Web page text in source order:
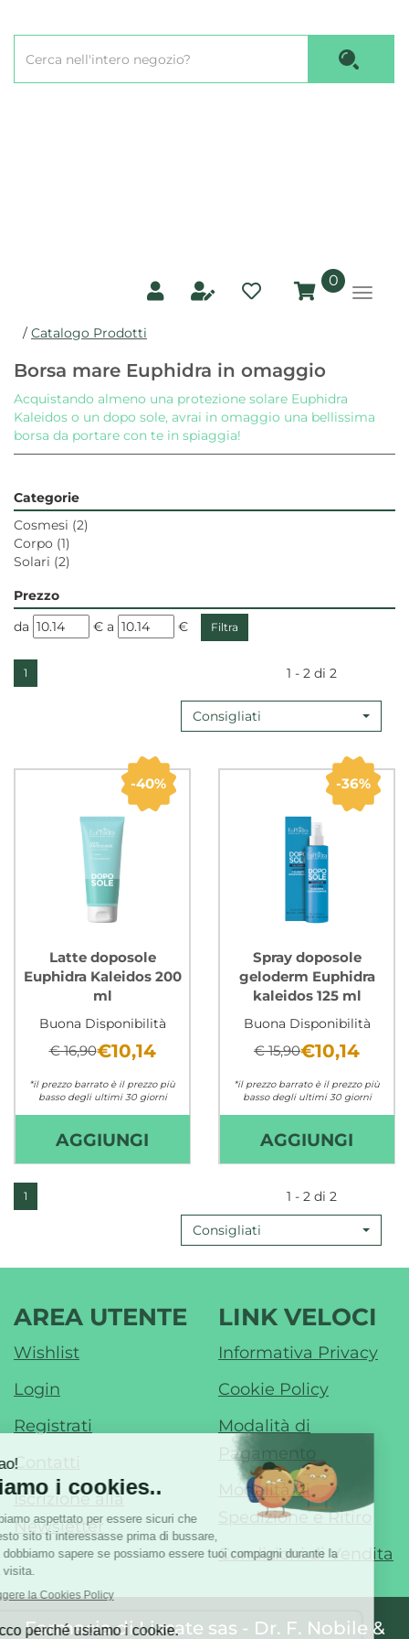
principale
Prodotto
0prodotti
inseriti
/ Catalogo Prodotti
Borsa mare Euphidra in omaggio
Acquistando almeno una protezione solare Euphidra
Kaleidos o un dopo sole, avrai in omaggio una bellissima
borsa da portare con te in spiaggia!
Categorie
Cosmesi (2)
Corpo (1)
Solari (2)
Prezzo
filtra
da € filtra
a €
1 1 - 2 di 2
Consigliati
Latte doposole
Euphidra Kaleidos 200
ml
Buona Disponibilità
40%
€ 16,90€10,14
*il prezzo barrato è il prezzo più
basso degli ultimi 30 giorni
AGGIUNGI AGGIUNGI LATTE
DOPOSOLE
KALEIDOS
Spray doposole
geloderm Euphidra
kaleidos 125 ml
Buona Disponibilità
36%
€ 15,90€10,14
*il prezzo barrato è il prezzo più
basso degli ultimi 30 giorni
AGGIUNGI
1 1 - 2 di 2
Consigliati
AREA UTENTE
Wishlist
Login
Registrati
Contatti
Iscrizione alla
Newsletter
LINK VELOCI
Informativa Privacy
Cookie Policy
Modalità di
Pagamento
Modalità di
Spedizione e Ritiro
Condizioni di Vendita
Farmacia di Liscate sas - Dr. F. Nobile &